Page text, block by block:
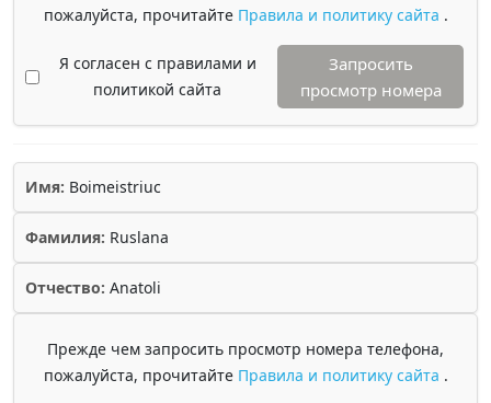
пожалуйста, прочитайте Правила и политику сайта .
Я согласен с правилами и
политикой сайта
Запросить
просмотр номера
Имя: Boimeistriuc
Фамилия: Ruslana
Отчество: Anatoli
Прежде чем запросить просмотр номера телефона,
пожалуйста, прочитайте Правила и политику сайта .